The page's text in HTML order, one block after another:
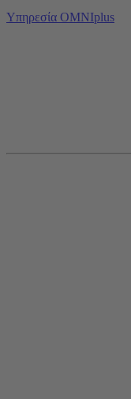
Υπηρεσία OMNIplus